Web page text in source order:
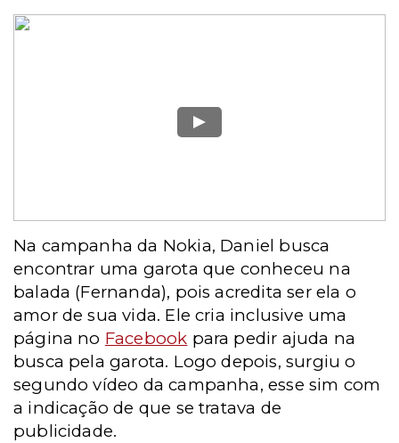
Na campanha da Nokia, Daniel busca
encontrar uma garota que conheceu na
balada (Fernanda), pois acredita ser ela o
amor de sua vida. Ele cria inclusive uma
página no Facebook para pedir ajuda na
busca pela garota. Logo depois, surgiu o
segundo vídeo da campanha, esse sim com
a indicação de que se tratava de
publicidade.